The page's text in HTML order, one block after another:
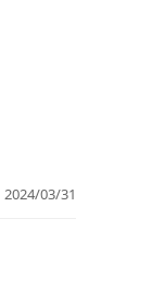
2024/03/31